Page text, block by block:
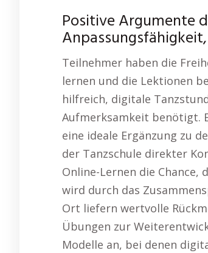
Positive Argumente
Teilnehmer haben die
lernen und die Lektionen
hilfreich, digitale
Aufmerksamkeit benötigt.
eine ideale Ergänzung zu
der Tanzschule direkter
Online-Lernen die
wird durch das
Ort liefern wertvolle
Übungen zur
Modelle an, bei denen